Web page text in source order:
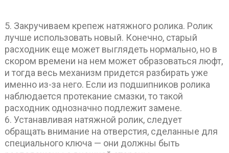
5. Закручиваем крепеж натяжного ролика. Ролик
лучше использовать новый. Конечно, старый
расходник еще может выглядеть нормально, но в
скором времени на нем может образоваться люфт,
и тогда весь механизм придется разбирать уже
именно из-за него. Если из подшипников ролика
наблюдается протекание смазки, то такой
расходник однозначно подлежит замене.
6. Устанавливая натяжной ролик, следует
обращать внимание на отверстия, сделанные для
специального ключа — они должны быть